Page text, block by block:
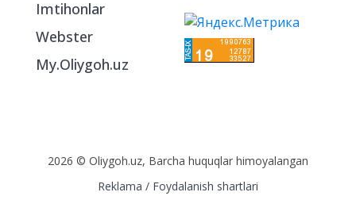
Imtihonlar
Webster
My.Oliygoh.uz
2026 © Oliygoh.uz, Barcha huquqlar himoyalangan
Reklama / Foydalanish shartlari